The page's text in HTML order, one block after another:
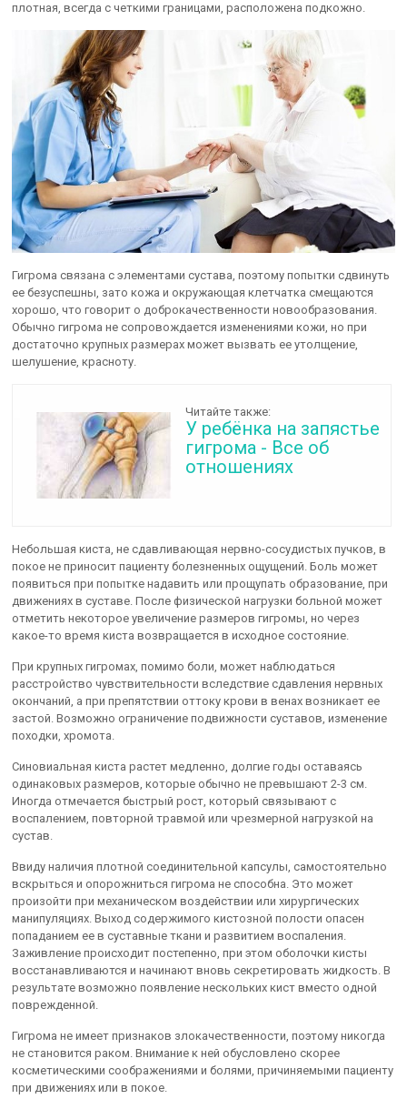
плотная, всегда с четкими границами, расположена подкожно.
Гигрома связана с элементами сустава, поэтому попытки сдвинуть
ее безуспешны, зато кожа и окружающая клетчатка смещаются
хорошо, что говорит о доброкачественности новообразования.
Обычно гигрома не сопровождается изменениями кожи, но при
достаточно крупных размерах может вызвать ее утолщение,
шелушение, красноту.
Читайте также:
У ребёнка на запястье
гигрома - Все об
отношениях
Небольшая киста, не сдавливающая нервно-сосудистых пучков, в
покое не приносит пациенту болезненных ощущений. Боль может
появиться при попытке надавить или прощупать образование, при
движениях в суставе. После физической нагрузки больной может
отметить некоторое увеличение размеров гигромы, но через
какое-то время киста возвращается в исходное состояние.
При крупных гигромах, помимо боли, может наблюдаться
расстройство чувствительности вследствие сдавления нервных
окончаний, а при препятствии оттоку крови в венах возникает ее
застой. Возможно ограничение подвижности суставов, изменение
походки, хромота.
Синовиальная киста растет медленно, долгие годы оставаясь
одинаковых размеров, которые обычно не превышают 2-3 см.
Иногда отмечается быстрый рост, который связывают с
воспалением, повторной травмой или чрезмерной нагрузкой на
сустав.
Ввиду наличия плотной соединительной капсулы, самостоятельно
вскрыться и опорожниться гигрома не способна. Это может
произойти при механическом воздействии или хирургических
манипуляциях. Выход содержимого кистозной полости опасен
попаданием ее в суставные ткани и развитием воспаления.
Заживление происходит постепенно, при этом оболочки кисты
восстанавливаются и начинают вновь секретировать жидкость. В
результате возможно появление нескольких кист вместо одной
поврежденной.
Гигрома не имеет признаков злокачественности, поэтому никогда
не становится раком. Внимание к ней обусловлено скорее
косметическими соображениями и болями, причиняемыми пациенту
при движениях или в покое.